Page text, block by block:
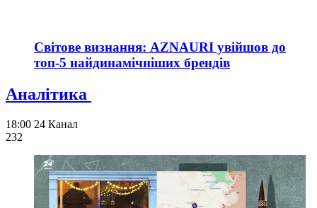
Світове визнання: AZNAURI увійшов до
топ-5 найдинамічніших брендів
Аналітика
18:00 24 Канал
232